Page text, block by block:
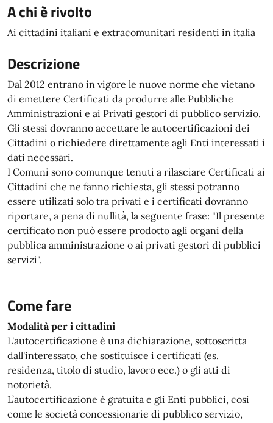
A chi è rivolto
Ai cittadini italiani e extracomunitari residenti in italia
Descrizione
Dal 2012 entrano in vigore le nuove norme che vietano
di emettere Certificati da produrre alle Pubbliche
Amministrazioni e ai Privati gestori di pubblico servizio.
Gli stessi dovranno accettare le autocertificazioni dei
Cittadini o richiedere direttamente agli Enti interessati i
dati necessari.
I Comuni sono comunque tenuti a rilasciare Certificati ai
Cittadini che ne fanno richiesta, gli stessi potranno
essere utilizati solo tra privati e i certificati dovranno
riportare, a pena di nullità, la seguente frase: "Il presente
certificato non può essere prodotto agli organi della
pubblica amministrazione o ai privati gestori di pubblici
servizi".
Come fare
Modalità per i cittadini
L'autocertificazione è una dichiarazione, sottoscritta
dall'interessato, che sostituisce i certificati (es.
residenza, titolo di studio, lavoro ecc.) o gli atti di
notorietà.
L’autocertificazione è gratuita e gli Enti pubblici, così
come le società concessionarie di pubblico servizio,